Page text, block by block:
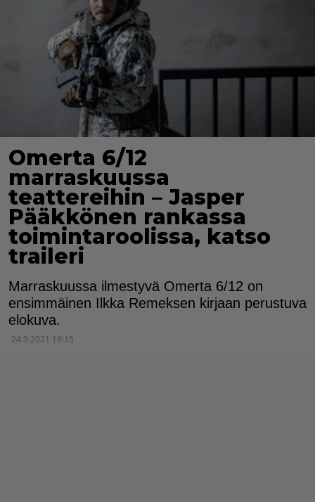
Omerta 6/12
marraskuussa
teattereihin – Jasper
Pääkkönen rankassa
toimintaroolissa, katso
traileri
Marraskuussa ilmestyvä Omerta 6/12 on
ensimmäinen Ilkka Remeksen kirjaan perustuva
elokuva.
24.9.2021 19:15